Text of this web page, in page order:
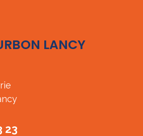
LANCY
23